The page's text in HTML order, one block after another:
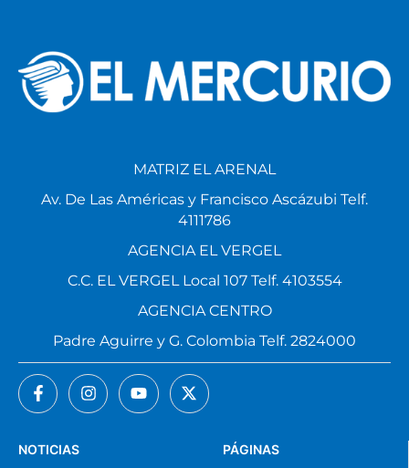
PÁGINAS
NOTICIAS
MATRIZ EL ARENAL
Av. De Las Américas y Francisco Ascázubi Telf.
4111786
AGENCIA EL VERGEL
C.C. EL VERGEL Local 107 Telf. 4103554
AGENCIA CENTRO
Padre Aguirre y G. Colombia Telf. 2824000